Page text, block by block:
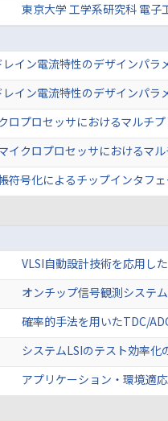
東京大学 工学系研究科 電子
レイン電流特性のデザインパ
レイン電流特性のデザインパ
ロプロセッサにおけるマルチ
イクロプロセッサにおけるマ
符号化によるチップインタフ
VLSI自動設計技術を応用し
オンチップ信号観測システ
確率的手法を用いたTDC/
システムLSIのテスト効率
アプリケーション・環境適